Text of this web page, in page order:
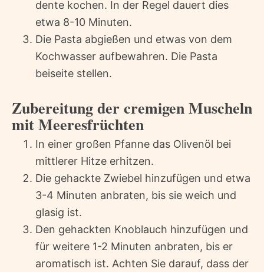
dente kochen. In der Regel dauert dies
etwa 8-10 Minuten.
Die Pasta abgießen und etwas von dem
Kochwasser aufbewahren. Die Pasta
beiseite stellen.
Zubereitung der cremigen Muscheln
mit Meeresfrüchten
In einer großen Pfanne das Olivenöl bei
mittlerer Hitze erhitzen.
Die gehackte Zwiebel hinzufügen und etwa
3-4 Minuten anbraten, bis sie weich und
glasig ist.
Den gehackten Knoblauch hinzufügen und
für weitere 1-2 Minuten anbraten, bis er
aromatisch ist. Achten Sie darauf, dass der